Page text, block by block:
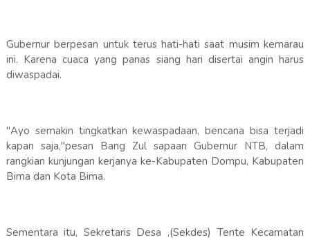
Gubernur berpesan untuk terus hati-hati saat musim kemarau
ini. Karena cuaca yang panas siang hari disertai angin harus
diwaspadai.
"Ayo semakin tingkatkan kewaspadaan, bencana bisa terjadi
kapan saja,"pesan Bang Zul sapaan Gubernur NTB, dalam
rangkian kunjungan kerjanya ke-Kabupaten Dompu, Kabupaten
Bima dan Kota Bima.
Sementara itu, Sekretaris Desa ,(Sekdes) Tente Kecamatan